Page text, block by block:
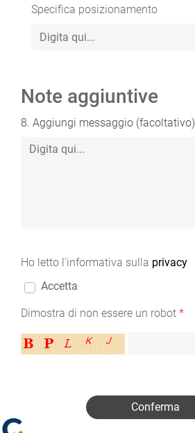
Specifica posizionamento
Note aggiuntive
8. Aggiungi messaggio (facoltativo)
Ho letto l'informativa sulla privacy
Accetta
Dimostra di non essere un robot *